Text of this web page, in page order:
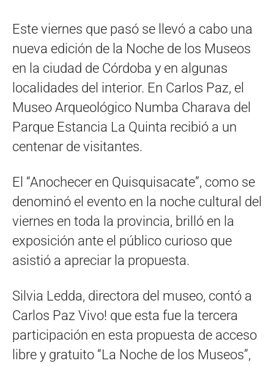
Este viernes que pasó se llevó a cabo una
nueva edición de la Noche de los Museos
en la ciudad de Córdoba y en algunas
localidades del interior. En Carlos Paz, el
Museo Arqueológico Numba Charava del
Parque Estancia La Quinta recibió a un
centenar de visitantes.
El “Anochecer en Quisquisacate”, como se
denominó el evento en la noche cultural del
viernes en toda la provincia, brilló en la
exposición ante el público curioso que
asistió a apreciar la propuesta.
Silvia Ledda, directora del museo, contó a
Carlos Paz Vivo! que esta fue la tercera
participación en esta propuesta de acceso
libre y gratuito “La Noche de los Museos”,